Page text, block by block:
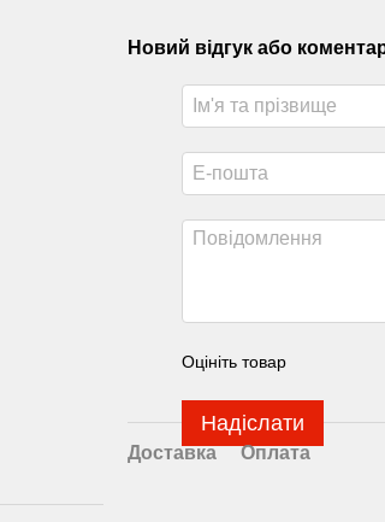
Новий відгук або
Оцініть товар
Надіслати
Доставка Оплата